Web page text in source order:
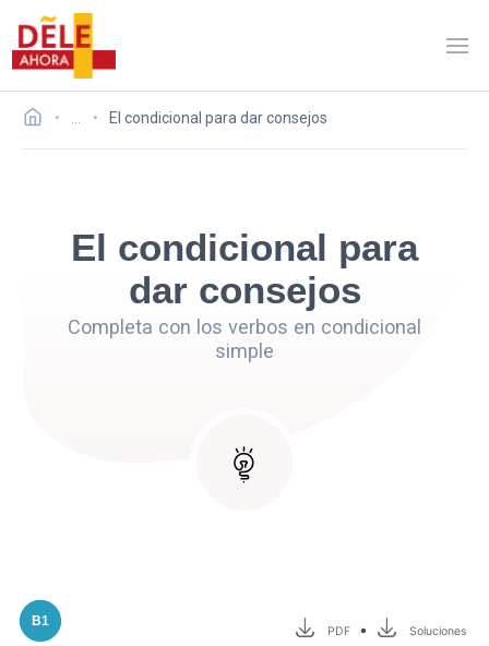
El condicional para dar consejos
El condicional para
dar consejos
Completa con los verbos en condicional
simple
B1
PDF • Soluciones